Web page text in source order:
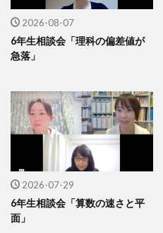
2026-08-07
6年生相談会「理科の偏差値が
急落」
2026-07-29
6年生相談会「算数の速さと平
面」